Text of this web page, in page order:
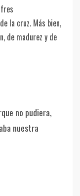
la cruz. Más bien,
de madurez y de
no pudiera,
nuestra